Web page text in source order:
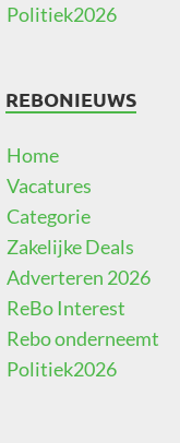
Politiek2026
REBONIEUWS
Home
Vacatures
Categorie
Zakelijke Deals
Adverteren 2026
ReBo Interest
Rebo onderneemt
Politiek2026